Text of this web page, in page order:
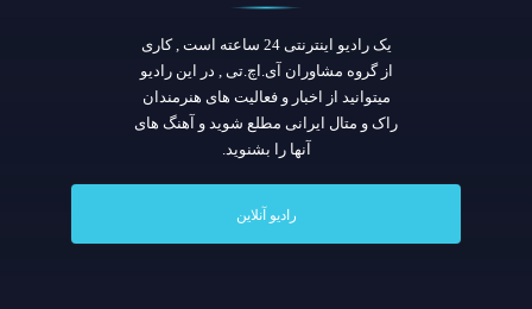
یک رادیو اینترنتی 24 ساعته است , کاری
از گروه مشاوران آی.اچ.تی , در این رادیو
میتوانید از اخبار و فعالیت های هنرمندان
راک و متال ایرانی مطلع شوید و آهنگ های
آنها را بشنوید.
رادیو آنلاین